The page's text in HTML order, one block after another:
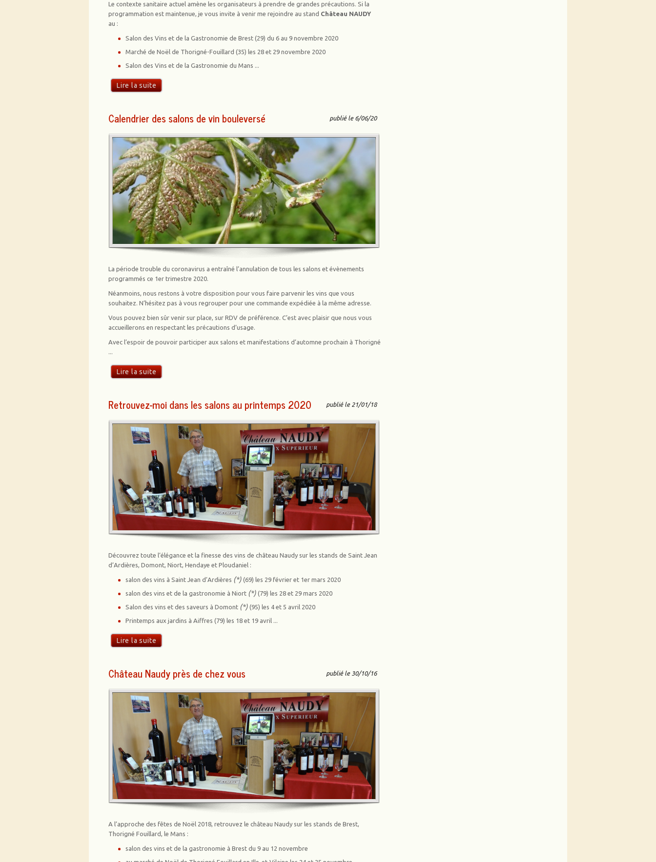
Le contexte sanitaire actuel amène les organisateurs à prendre de grandes précautions. Si la
programmation est maintenue, je vous invite à venir me rejoindre au stand Château NAUDY
au :
Salon des Vins et de la Gastronomie de Brest (29) du 6 au 9 novembre 2020
Marché de Noël de Thorigné-Fouillard (35) les 28 et 29 novembre 2020
Salon des Vins et de la Gastronomie du Mans ...
Lire la suite
Calendrier des salons de vin bouleversé publié le 6/06/20
La période trouble du coronavirus a entraîné l’annulation de tous les salons et évènements
programmés ce 1er trimestre 2020.
Néanmoins, nous restons à votre disposition pour vous faire parvenir les vins que vous
souhaitez. N’hésitez pas à vous regrouper pour une commande expédiée à la même adresse.
Vous pouvez bien sûr venir sur place, sur RDV de préférence. C’est avec plaisir que nous vous
accueillerons en respectant les précautions d’usage.
Avec l’espoir de pouvoir participer aux salons et manifestations d’automne prochain à Thorigné
...
Lire la suite
Retrouvez-moi dans les salons au printemps 2020 publié le 21/01/18
Découvrez toute l’élégance et la finesse des vins de château Naudy sur les stands de Saint Jean
d’Ardières, Domont, Niort, Hendaye et Ploudaniel :
salon des vins à Saint Jean d’Ardières (*) (69) les 29 février et 1er mars 2020
salon des vins et de la gastronomie à Niort (*) (79) les 28 et 29 mars 2020
Salon des vins et des saveurs à Domont (*) (95) les 4 et 5 avril 2020
Printemps aux jardins à Aiffres (79) les 18 et 19 avril ...
Lire la suite
Château Naudy près de chez vous publié le 30/10/16
A l’approche des fêtes de Noël 2018, retrouvez le château Naudy sur les stands de Brest,
Thorigné Fouillard, le Mans :
salon des vins et de la gastronomie à Brest du 9 au 12 novembre